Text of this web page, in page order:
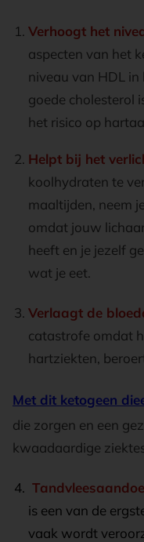
Verhoogt het
aspecten van het
niveau van HDL
goede cholesterol
het risico op
Helpt bij het
koolhydraten te
maaltijden, neem
omdat jouw
heeft en je jezelf
wat je eet.
Verlaagt de
catastrofe omdat
hartziekten,
Met dit ketogeen
die zorgen en een
kwaadaardige
is een van de
vaak wordt